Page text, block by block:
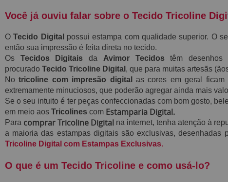
Você já ouviu falar sobre o Tecido Tricoline
OTecido Digital possui estampa com qualidade superior. O
então sua impressão é feita direta no tecido.
Os Tecidos Digitaisda Avimor Tecidos têm desenhos
procurado Tecido Tricoline Digital , que para muitas artesãs
Notricoline com impresão digital as cores em geral ficam
extremamente minuciosos, que poderão agregar ainda mais
Se o seu intuito é ter peças confeccionadas com bom gosto,
em meio aos Tricolines com Estamparia Digital.
Para comprar Tricoline Digital na internet, tenha atenção à
a maioria das estampas digitais são exclusivas,
Tricoline Digital com Estampas Exclusivas.
O que é um Tecido Tricoline e como usá-lo?